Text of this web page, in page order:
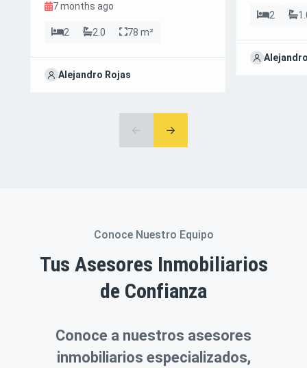
7 months ago
2 2.0 78 m²
Alejandro Rojas
2
Conoce Nuestro Equipo
Tus Asesores Inmobiliarios
de Confianza
Conoce a nuestros asesores
inmobiliarios especializados,